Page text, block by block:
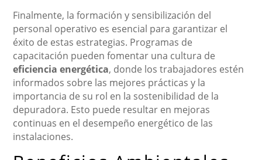
Finalmente, la formación y sensibilización del
personal operativo es esencial para garantizar el
éxito de estas estrategias. Programas de
capacitación pueden fomentar una cultura de
eficiencia energética, donde los trabajadores estén
informados sobre las mejores prácticas y la
importancia de su rol en la sostenibilidad de la
depuradora. Esto puede resultar en mejoras
continuas en el desempeño energético de las
instalaciones.